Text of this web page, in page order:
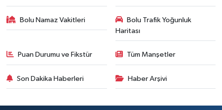
Bolu Namaz Vakitleri
Bolu Trafik Yoğunluk
Haritası
Puan Durumu ve Fikstür Tüm Manşetler
Son Dakika Haberleri Haber Arşivi